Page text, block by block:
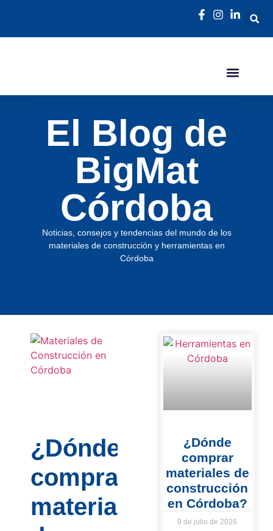
El Blog de
BigMat
Córdoba
Noticias, consejos y tendencias del mundo de los
materiales de construcción y herramientas en
Córdoba
¿Dónde
comprar
materiales
¿Dónde
comprar
materiales de
construcción
en Córdoba?
9 de julio de 2026